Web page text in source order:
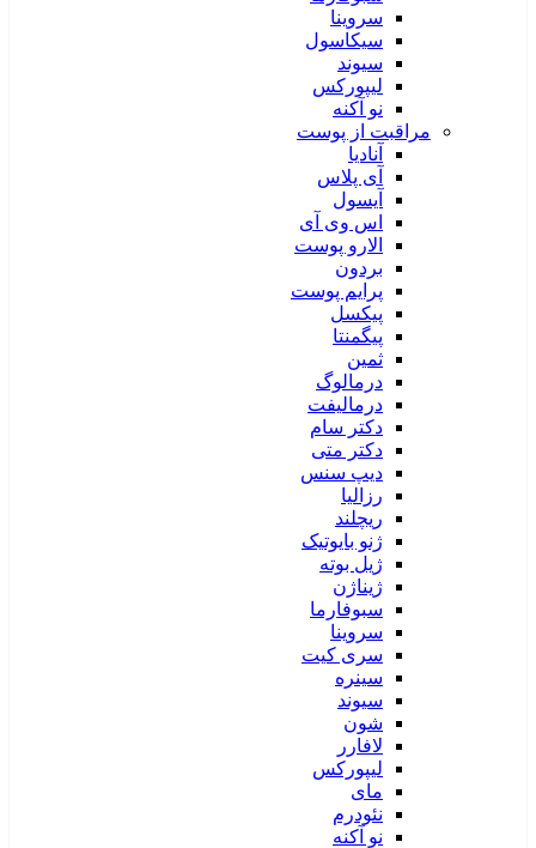
سروینا
سیکاسول
سیوند
لیپورکس
نو آکنه
مراقبت از پوست
آنادیا
آی پلاس
آیسول
اس وی آی
الارو پوست
بردون
پرایم پوست
پیکسل
پیگمنتا
ثمین
درمالوگ
درمالیفت
دکتر سام
دکتر متی
دیپ سنس
رزالیا
ریچلند
ژنو بایوتیک
ژیل بوته
ژیناژن
سبوفارما
سروینا
سری کیت
سینره
سیوند
شون
لافارر
لیپورکس
مای
نئودرم
نو آکنه